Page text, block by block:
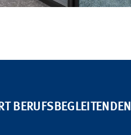
BERUFSBEGLEITENDEN